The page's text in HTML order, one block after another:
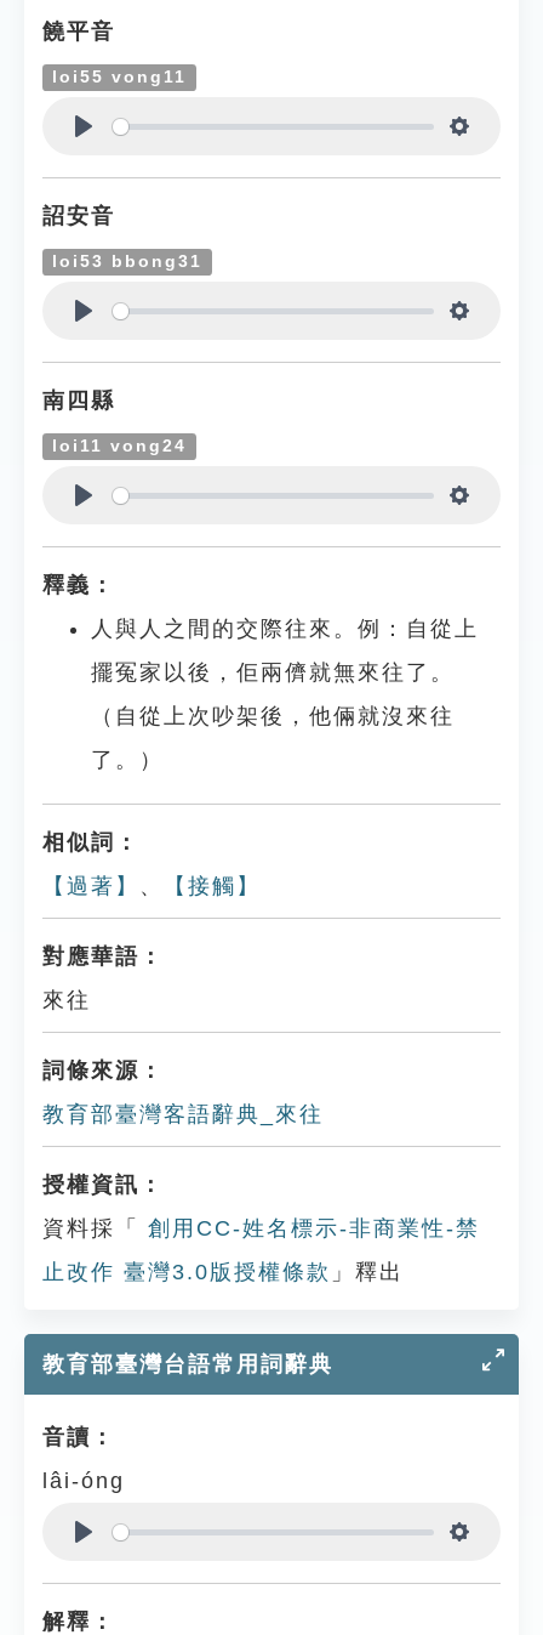
饒平音
loi55 vong11
詔安音
loi53 bbong31
南四縣
loi11 vong24
釋義：
人與人之間的交際往來。例：自從上
擺冤家以後，佢兩儕就無來往了。
（自從上次吵架後，他倆就沒來往
了。）
相似詞：
【過著】 、 【接觸】
對應華語：
來往
詞條來源：
教育部臺灣客語辭典_來往
授權資訊：
資料採「
創用CC-姓名標示-非商業性-禁
止改作 臺灣3.0版授權條款 」釋出
教育部臺灣台語常用詞辭典
音讀：
lâi-óng
解釋：